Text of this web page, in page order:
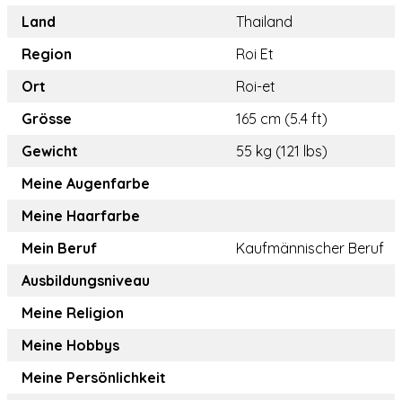
Land
Thailand
Region
Roi Et
Ort
Roi-et
Grösse
165 cm (5.4 ft)
Gewicht
55 kg (121 lbs)
Meine Augenfarbe
Meine Haarfarbe
Mein Beruf
Kaufmännischer Beruf
Ausbildungsniveau
Meine Religion
Meine Hobbys
Meine Persönlichkeit